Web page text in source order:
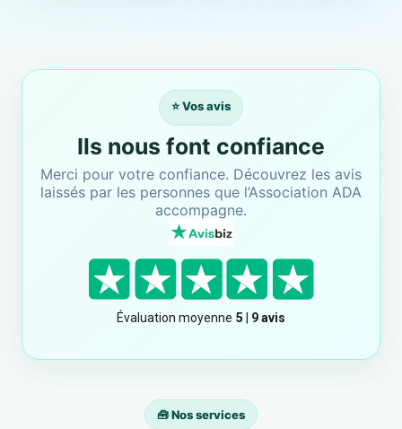
⭐ Vos avis
Ils nous font confiance
Merci pour votre confiance. Découvrez les avis
laissés par les personnes que l’Association ADA
accompagne.
🧰 Nos services